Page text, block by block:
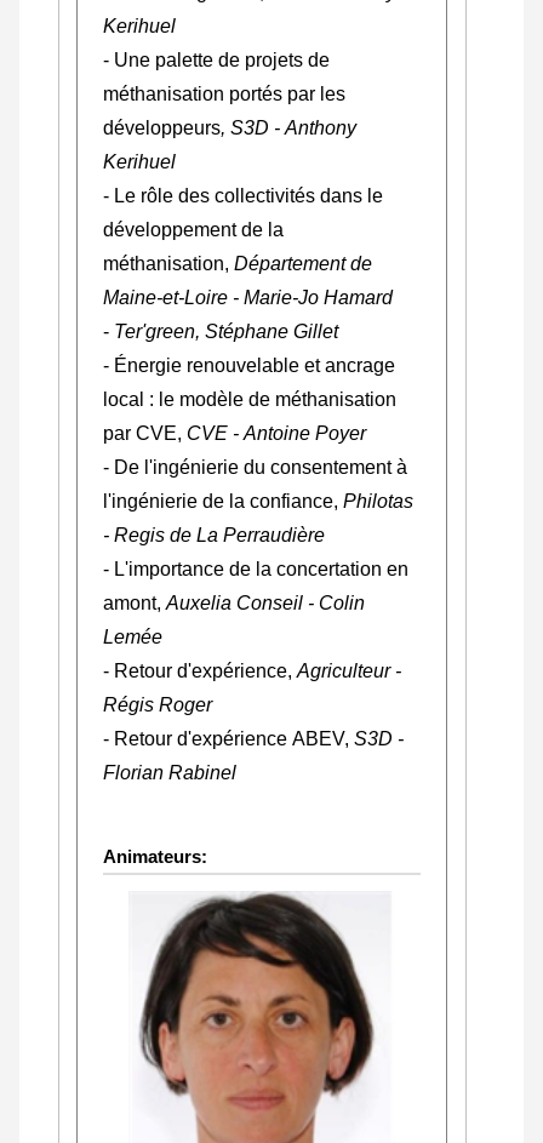
Kerihuel
- Une palette de projets de
méthanisation portés par les
développeurs, S3D - Anthony
Kerihuel
- Le rôle des collectivités dans le
développement de la
méthanisation,Département de
Maine-et-Loire - Marie-Jo Hamard
- Ter'green, Stéphane Gillet
- Énergie renouvelable et ancrage
local : le modèle de méthanisation
par CVE, CVE - Antoine Poyer
- De l'ingénierie du consentement à
l'ingénierie de la confiance,Philotas
- Regis de La Perraudière
- L'importance de la concertation en
amont,Auxelia Conseil - Colin
Lemée
- Retour d'expérience,Agriculteur -
Régis Roger
- Retour d'expérience ABEV,S3D -
Florian Rabinel
Animateurs: